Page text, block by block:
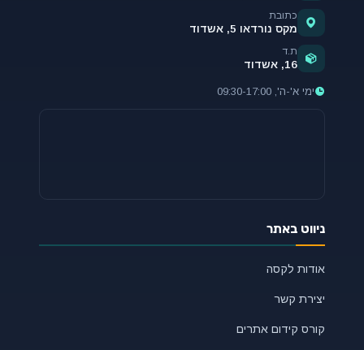
כתובת
מקס נורדאו 5, אשדוד
ת.ד
16, אשדוד
ימי א'-ה', 09:30-17:00
ניווט באתר
אודות לקסה
יצירת קשר
קורס קידום אתרים